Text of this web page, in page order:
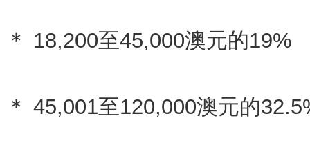
＊ 18,200至45,000澳元的19%
＊ 45,001至120,000澳元的